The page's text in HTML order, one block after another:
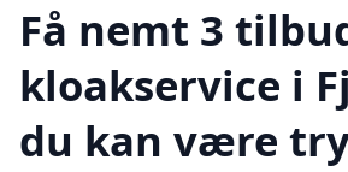
Få nemt 3
kloakservice i
du kan være